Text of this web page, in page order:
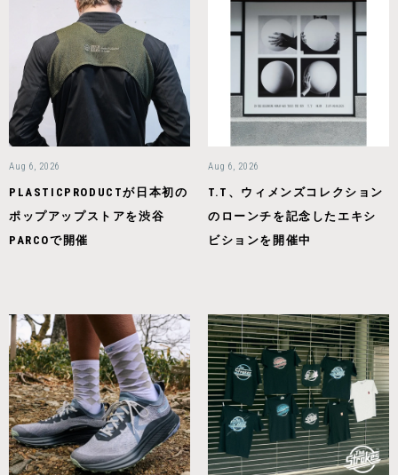
Aug 6, 2026
PLASTICPRODUCTが日本初の
ポップアップストアを渋谷
PARCOで開催
Aug 6, 2026
T.T、ウィメンズコレクション
のローンチを記念したエキシ
ビションを開催中